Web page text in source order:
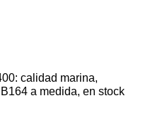
calidad marina,
a medida, en stock